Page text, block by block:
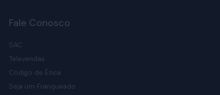
Fale Conosco
SAC
Televendas
Código de Ética
Seja um Franqueado